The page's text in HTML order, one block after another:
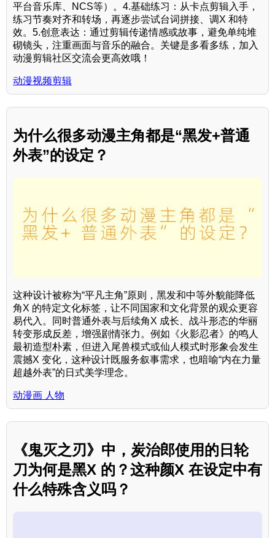
平台音乐库、NCS等）。4.基础练习：从卡点剪辑入手，
练习节奏对齐和转场，再逐步尝试台词拼接、调X 和特
效。5.创意表达：通过剪辑传递情感或故事，避免单纯堆
砌镜头，注重画面与音乐的融合。关键是多看多练，加入
动漫剪辑社区交流会更高效哦！
动漫视频剪辑
为什么很多动漫主角都是“黑发+普通
外表”的设定？
这种设计被称为“平凡主角”原则，黑发和中等外貌能降低
角X 的特定文化标签，让不同国家和文化背景的观众更容
易代入。同时普通外表与后续角X 成长、战斗形态的华丽
转变形成反差，增强剧情张力。例如《火影忍者》的鸣人
最初造型朴素，但进入尾兽模式或仙人模式时形象会发生
震撼X 变化，这种设计既服务叙事需求，也暗喻“内在力量
超越外表”的日式美学理念。
动漫画 人物
《鬼灭之刃》中，炭治郎使用的日轮
刀为何是黑X 的？这种颜X 在设定中有
什么特殊含义吗？